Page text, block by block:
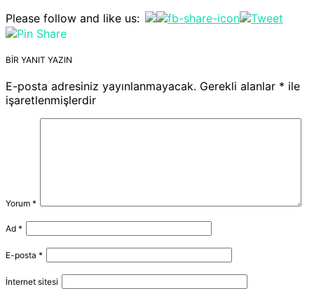
Please follow and like us:
BIR YANIT YAZIN
E-posta adresiniz yayınlanmayacak. Gerekli alanlar * ile
işaretlenmişlerdir
Yorum *
Ad *
E-posta *
İnternet sitesi